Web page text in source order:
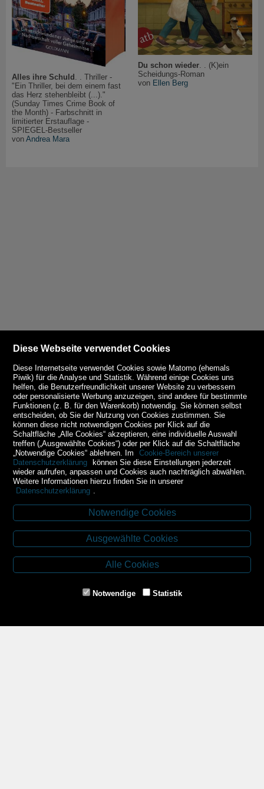
Alles ihre Schuld . . Thriller -
"Ein Thriller, bei dem einem fast
das Herz stehenbleibt (...)."
(Sunday Times Crime Book of
the Month) - Farbschnitt in
limitierter Erstauflage -
SPIEGEL-Bestseller
von Andrea Mara
Du schon wieder. . (K)ein
Scheidungs-Roman
von Ellen Berg
Kontakt
Budweiser Str. 3
3943 Schrems
Tel.: 02853/77239
E-Mail: schrems@spazierer.at
Diese Webseite verwendet Cookies
Diese Internetseite verwendet Cookies sowie Matomo (ehemals
Piwik) für die Analyse und Statistik. Während einige Cookies uns
helfen, die Benutzerfreundlichkeit unserer Website zu verbessern
oder personalisierte Werbung anzuzeigen, sind andere für bestimmte
Funktionen (z. B. für den Warenkorb) notwendig. Sie können selbst
entscheiden, ob Sie der Nutzung von Cookies zustimmen. Sie
können diese nicht notwendigen Cookies per Klick auf die
Schaltfläche „Alle Cookies“ akzeptieren, eine individuelle Auswahl
treffen („Ausgewählte Cookies“) oder per Klick auf die Schaltfläche
„Notwendige Cookies“ ablehnen. Im
Cookie-Bereich unserer
Datenschutzerklärung können Sie diese Einstellungen jederzeit
wieder aufrufen, anpassen und Cookies auch nachträglich abwählen.
Weitere Informationen hierzu finden Sie in unserer
Datenschutzerklärung
Notwendige Cookies
Ausgewählte Cookies
Alle Cookies
Notwendige Statistik